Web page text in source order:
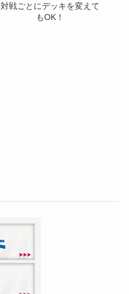
対戦ごとにデッキを変えて
もOK！